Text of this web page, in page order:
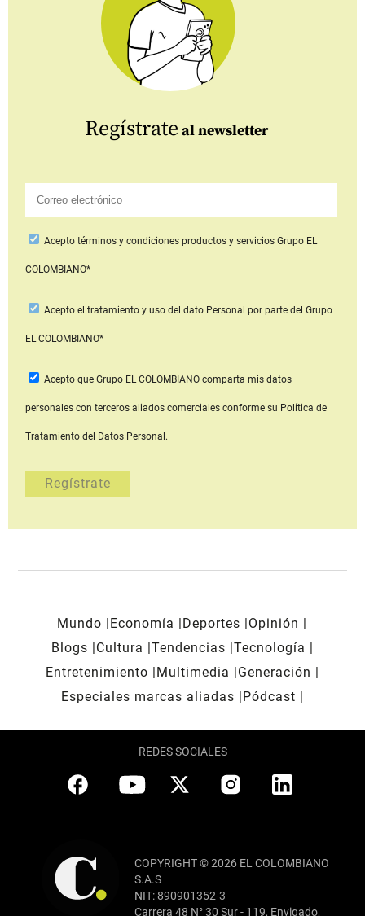
Regístrate al newsletter
Aceptotérminos y condiciones productos y serviciosGrupo EL
COLOMBIANO*
Acepto el tratamiento y uso del dato Personal por parte del Grupo
EL COLOMBIANO*
Acepto que Grupo EL COLOMBIANOcomparta mis datos
personales con terceros aliados comerciales conforme su Política de
Tratamiento del Datos Personal.
Mundo Economía Deportes
Opinión
Blogs
Cultura Tendencias Tecnología
Entretenimiento
Multimedia
Generación
Especiales marcas aliadas
Pódcast
REDES SOCIALES
COPYRIGHT © 2026 EL COLOMBIANO
S.A.S
NIT: 890901352-3
Carrera 48 N° 30 Sur - 119, Envigado,